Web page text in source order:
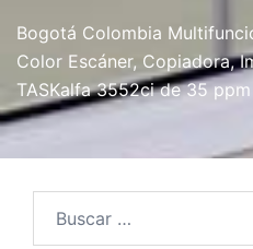
Bogotá Colombia
Color Escáner, Copiadora,
TASKalfa 3552ci de 35